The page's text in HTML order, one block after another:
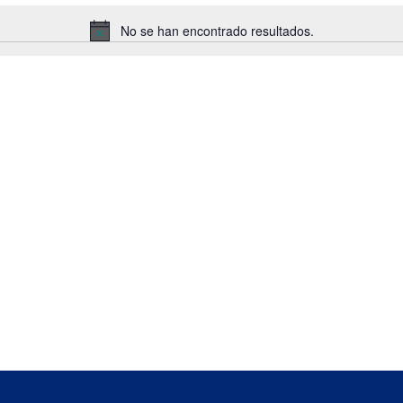
Notice
No se han encontrado resultados.